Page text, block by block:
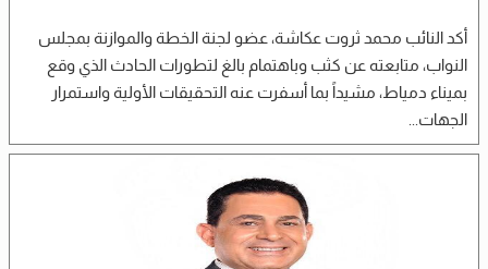
أكد النائب محمد ثروت عكاشة، عضو لجنة الخطة والموازنة بمجلس
النواب، متابعته عن كثب وباهتمام بالغ لتطورات الحادث الذي وقع
بميناء دمياط، مشيداً بما أسفرت عنه التحقيقات الأولية واستمرار
الجهات...